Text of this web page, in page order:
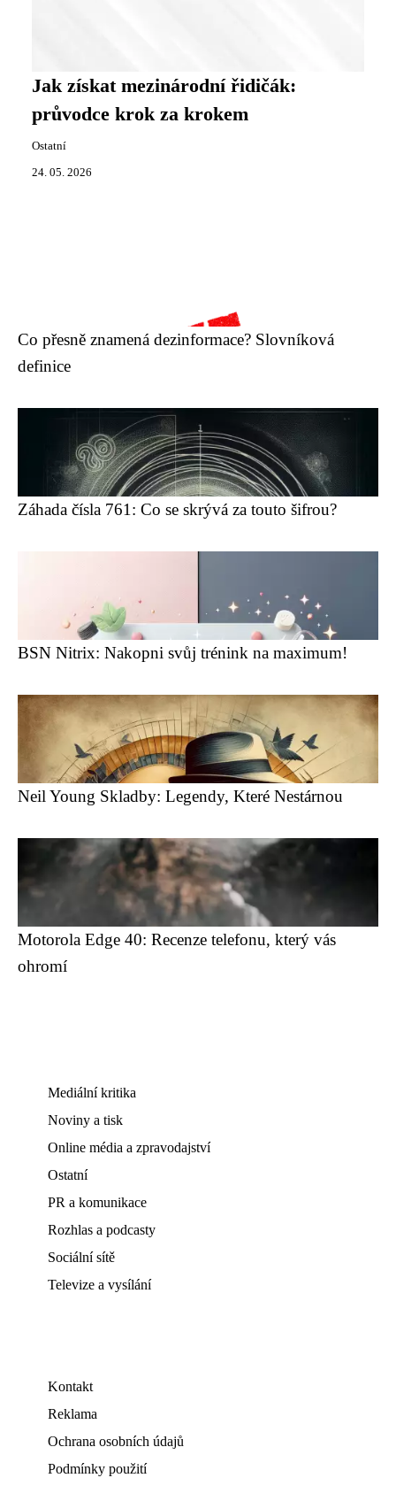
Jak získat mezinárodní řidičák:
průvodce krok za krokem
Ostatní
24. 05. 2026
Co přesně znamená dezinformace? Slovníková
definice
Záhada čísla 761: Co se skrývá za touto šifrou?
BSN Nitrix: Nakopni svůj trénink na maximum!
Neil Young Skladby: Legendy, Které Nestárnou
Motorola Edge 40: Recenze telefonu, který vás
ohromí
Mediální kritika
Noviny a tisk
Online média a zpravodajství
Ostatní
PR a komunikace
Rozhlas a podcasty
Sociální sítě
Televize a vysílání
Kontakt
Reklama
Ochrana osobních údajů
Podmínky použití